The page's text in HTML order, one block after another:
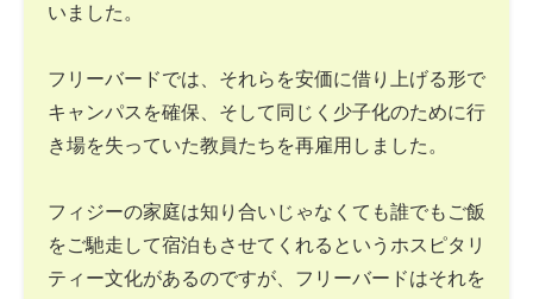
いました。
フリーバードでは、それらを安価に借り上げる形で
キャンパスを確保、そして同じく少子化のために行
き場を失っていた教員たちを再雇用しました。
フィジーの家庭は知り合いじゃなくても誰でもご飯
をご馳走して宿泊もさせてくれるというホスピタリ
ティー文化があるのですが、フリーバードはそれを